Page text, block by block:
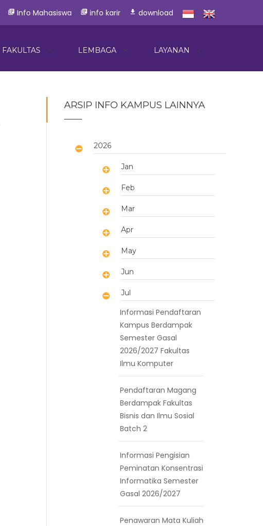
library_books Info Mahasiswa library_books info karir download download
FAKULTAS LEMBAGA LAYANAN
ARSIP INFO KAMPUS LAINNYA
2026
Jan
Feb
Mar
Apr
May
Jun
Jul
Informasi Pendaftaran
Kampus Berdampak
Semester Gasal
2026/2027 Fakultas
Ilmu Komputer
Pendaftaran Magang
Berdampak Fakultas
Bisnis dan Ilmu Sosial
Batch 2
Informasi Pengisian
Peminatan Konsentrasi
Informatika Semester
Gasal 2026/2027
Penawaran Mata Kuliah